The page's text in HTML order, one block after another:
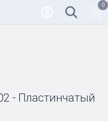
0
- Пластинчатый